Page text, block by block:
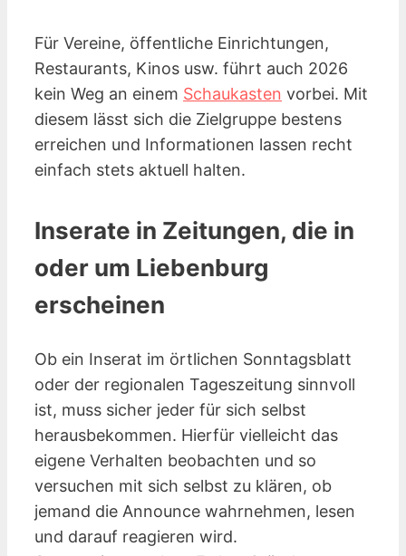
Für Vereine, öffentliche Einrichtungen,
Restaurants, Kinos usw. führt auch 2026
kein Weg an einem Schaukasten vorbei. Mit
diesem lässt sich die Zielgruppe bestens
erreichen und Informationen lassen recht
einfach stets aktuell halten.
Inserate in Zeitungen, die in
oder um Liebenburg
erscheinen
Ob ein Inserat im örtlichen Sonntagsblatt
oder der regionalen Tageszeitung sinnvoll
ist, muss sicher jeder für sich selbst
herausbekommen. Hierfür vielleicht das
eigene Verhalten beobachten und so
versuchen mit sich selbst zu klären, ob
jemand die Announce wahrnehmen, lesen
und darauf reagieren wird.